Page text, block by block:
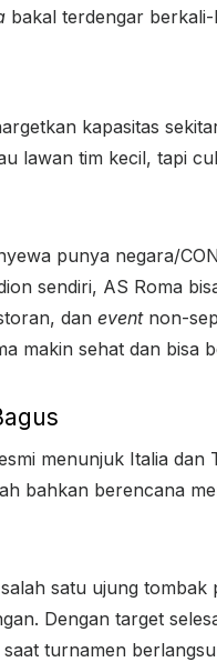
bakal terdengar
kapasitas
lawan tim kecil, tapi
punya negara/
sendiri, AS Roma
dan eventnon-
makin sehat dan bisa
menunjuk Italia
bahkan berencana
satu ujung
Dengan target
turnamen